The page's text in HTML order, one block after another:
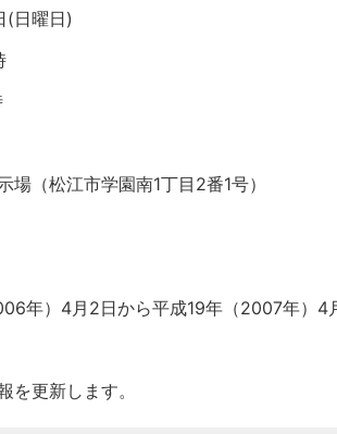
日曜日)
場（松江市学園南1丁目2番1号）
）4月2日から平成19年（2007年）4
を更新します。